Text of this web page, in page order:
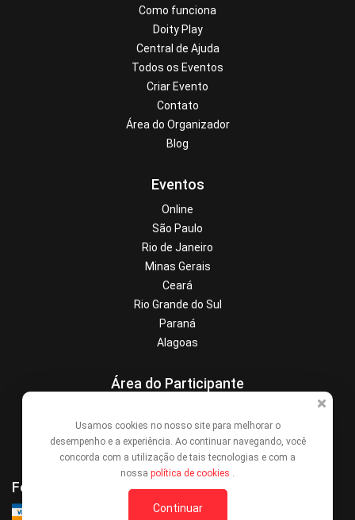
Como funciona
Doity Play
Central de Ajuda
Todos os Eventos
Criar Evento
Contato
Área do Organizador
Blog
Eventos
Online
São Paulo
Rio de Janeiro
Minas Gerais
Ceará
Rio Grande do Sul
Paraná
Alagoas
Área do Participante
Denunciar este evento
Contato
Formas de Pagamento
Usamos cookies no nosso site para melhorar o
desempenho e a experiência. Ao continuar navegando, você
concorda com a utilização de tais tecnologias e com a
nossa política de cookies .
Continuar